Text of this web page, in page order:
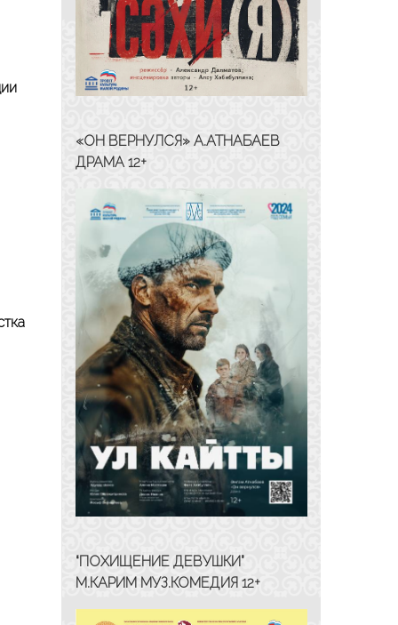
«ОН ВЕРНУЛСЯ» А.АТНАБАЕВ
ДРАМА 12+
“ПОХИЩЕНИЕ ДЕВУШКИ”
М.КАРИМ МУЗ.КОМЕДИЯ 12+